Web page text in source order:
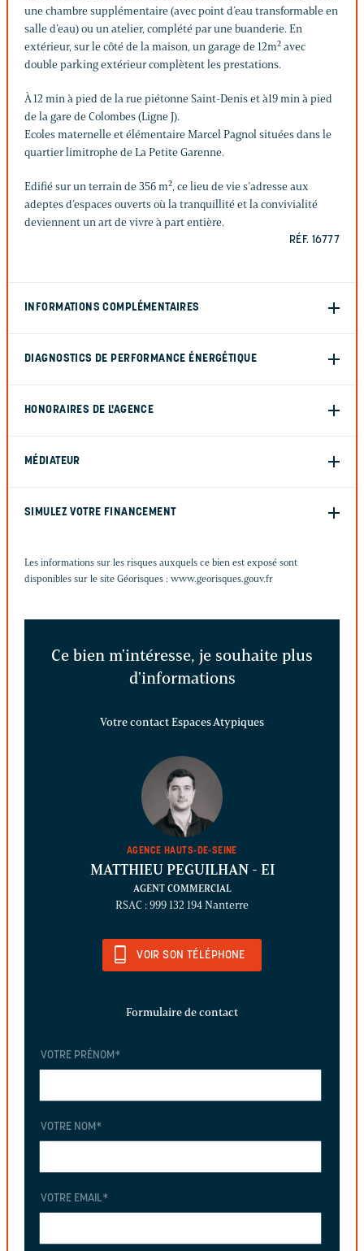
une chambre supplémentaire (avec point d’eau transformable en
salle d’eau) ou un atelier, complété par une buanderie. En
extérieur, sur le côté de la maison, un garage de 12m² avec
double parking extérieur complètent les prestations.
À 12 min à pied de la rue piétonne Saint-Denis et à19 min à pied
de la gare de Colombes (Ligne J).
Ecoles maternelle et élémentaire Marcel Pagnol situées dans le
quartier limitrophe de La Petite Garenne.
Edifié sur un terrain de 356 m², ce lieu de vie s’adresse aux
adeptes d’espaces ouverts où la tranquillité et la convivialité
deviennent un art de vivre à part entière.
RÉF. 16777
INFORMATIONS COMPLÉMENTAIRES
DIAGNOSTICS DE PERFORMANCE ÉNERGÉTIQUE
HONORAIRES DE L'AGENCE
MÉDIATEUR
SIMULEZ VOTRE FINANCEMENT
Les informations sur les risques auxquels ce bien est exposé sont
disponibles sur le site Géorisques : www.georisques.gouv.fr
Ce bien m'intéresse, je souhaite plus
d'informations
Votre contact Espaces Atypiques
AGENCE HAUTS-DE-SEINE
MATTHIEU PEGUILHAN - EI
AGENT COMMERCIAL
RSAC : 999 132 194 Nanterre
VOIR SON TÉLÉPHONE
Formulaire de contact
VOTRE PRÉNOM *
VOTRE NOM *
VOTRE EMAIL*